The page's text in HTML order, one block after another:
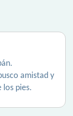
amistad y
los pies.